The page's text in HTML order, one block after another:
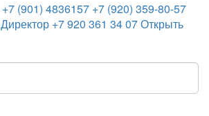
+7 (901) 4836157 +7 (920) 359-80-57
Директор +7 920 361 34 07Открыть